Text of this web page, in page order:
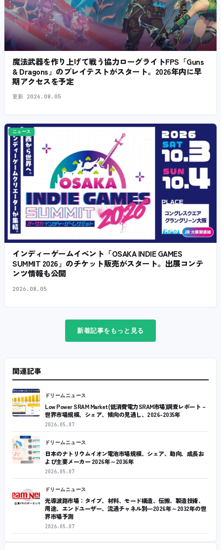
魔法武器を作り上げて戦う協力ローグライトFPS「Guns
& Dragons」のプレイテストがスタート。2026年内に早
期アクセスを予定
更新 2026.08.05
ニュース
インディーゲームイベント「OSAKA INDIE GAMES
SUMMIT 2026」のチケット販売がスタート。出展コンテ
ンツ情報も公開
2026.08.05
新着記事をもっと見る
関連記事
ドリームニュース
Low Power SRAM Market(低消費電力SRAM市場)調査レポート –
世界市場規模、シェア、傾向の見通し、2026-2035年
2026.05.07
ドリームニュース
日本のナトリウムイオン電池市場規模、シェア、動向、成長お
よび主要メーカー 2026年～2036年
2026.05.07
ドリームニュース
光導波路市場：タイプ、材料、モード構造、伝搬、製造技術、
用途、エンドユーザー、流通チャネル別―2026年～2032年の世
界市場予測
2026.05.07